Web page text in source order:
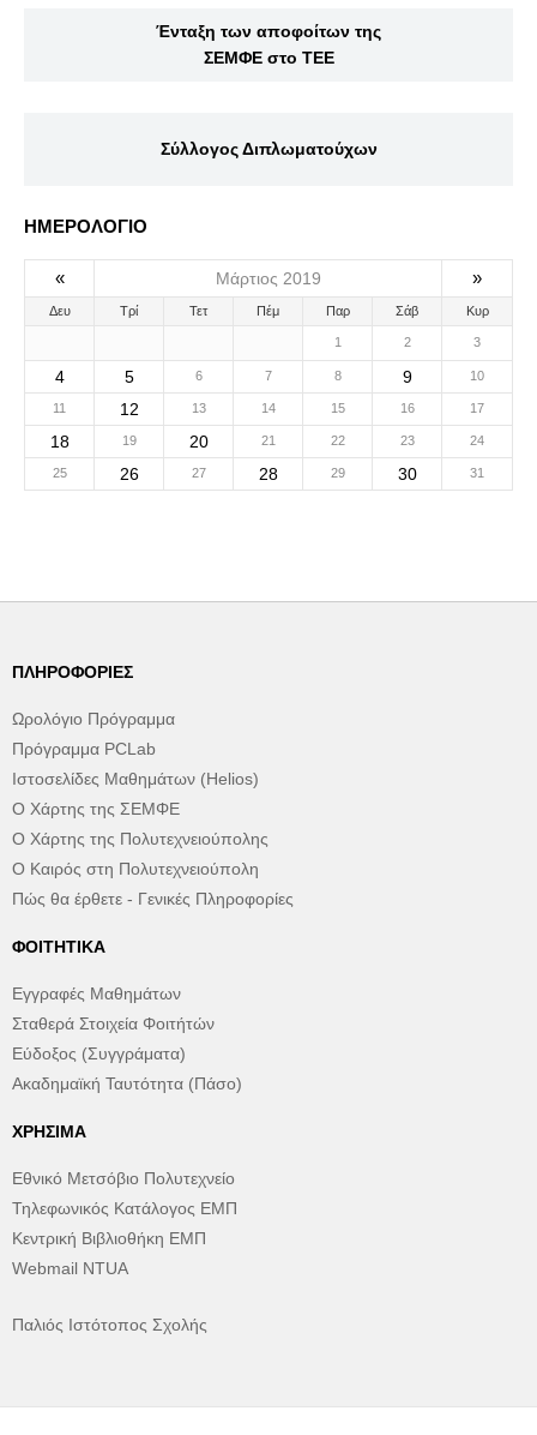
Ένταξη των αποφοίτων της
ΣΕΜΦΕ στο ΤΕΕ
Σύλλογος Διπλωματούχων
ΗΜΕΡΟΛΟΓΙΟ
« Μάρτιος 2019 »
Δευ Τρί Τετ Πέμ Παρ Σάβ Κυρ
1 2 3
4 5 6 7 8 9 10
11 12 13 14 15 16 17
18 19 20 21 22 23 24
25 26 27 28 29 30 31
ΠΛΗΡΟΦΟΡΊΕΣ
Ωρολόγιο Πρόγραμμα
Πρόγραμμα PCLab
Ιστοσελίδες Μαθημάτων (Helios)
Ο Χάρτης της ΣΕΜΦΕ
Ο Χάρτης της Πολυτεχνειούπολης
Ο Καιρός στη Πολυτεχνειούπολη
Πώς θα έρθετε - Γενικές Πληροφορίες
ΦΟΙΤΗΤΙΚΆ
Εγγραφές Μαθημάτων
Σταθερά Στοιχεία Φοιτήτών
Εύδοξος (Συγγράματα)
Ακαδημαϊκή Ταυτότητα (Πάσο)
ΧΡΉΣΙΜΑ
Εθνικό Μετσόβιο Πολυτεχνείο
Τηλεφωνικός Κατάλογος ΕΜΠ
Κεντρική Βιβλιοθήκη ΕΜΠ
Webmail NTUA
Παλιός Ιστότοπος Σχολής